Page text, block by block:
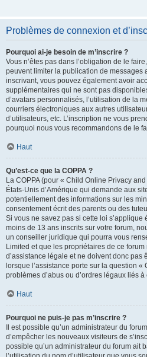
Problèmes de connexion et
Pourquoi ai-je besoin de m’inscrire ?
Vous n’êtes pas dans l’obligation de le
peuvent limiter la publication de messages
inscrivant, vous pouvez également avoir
supplémentaires qui ne sont pas
d’avatars personnalisés, l’utilisation de la
courriers électroniques aux autres
d’utilisateurs, etc. L’inscription ne vous
pourquoi nous vous recommandons de le
Haut
Qu’est-ce que la COPPA ?
La COPPA (pour « Child Online Privacy
États-Unis d’Amérique qui demande aux
potentiellement des informations sur les
consentement écrit des parents ou des
Si vous ne savez pas si cette loi
moins de 13 ans inscrits sur votre forum,
un conseiller juridique qui pourra vous
Limited et que les propriétaires de ce
d’assistance légale et ne doivent donc pas
lorsque l’assistance porte sur la question
problèmes d’abus ou d’ordres légaux liés à
Haut
Pourquoi ne puis-je pas m’inscrire ?
Il est possible qu’un administrateur du
d’empêcher les nouveaux visiteurs de
possible qu’un administrateur du forum ait